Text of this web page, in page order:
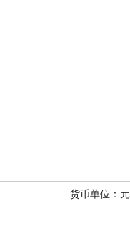
货币单位：元